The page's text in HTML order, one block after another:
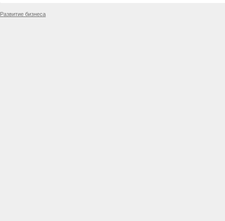
Развитие бизнеса